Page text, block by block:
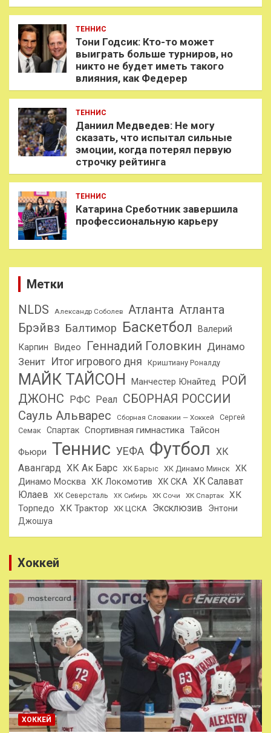
ТЕННИС
Тони Годсик: Кто-то может
выиграть больше турниров, но
никто не будет иметь такого
влияния, как Федерер
ТЕННИС
Даниил Медведев: Не могу
сказать, что испытал сильные
эмоции, когда потерял первую
строчку рейтинга
ТЕННИС
Катарина Среботник завершила
профессиональную карьеру
Метки
NLDS
Александр Соболев Атланта Атланта
Брэйвз Балтимор Баскетбол
Валерий
Карпин
Видео Геннадий Головкин Динамо
Зенит Итог игрового дня Криштиану Роналду
МАЙК ТАЙСОН Манчестер Юнайтед
РОЙ
ДЖОНС РФС Реал СБОРНАЯ РОССИИ
Сауль Альварес Сборная Словакии — Хоккей
Сергей
Семак
Спартак Спортивная гимнастика Тайсон
Фьюри Теннис УЕФА Футбол ХК
Авангард ХК Ак Барс ХК Барыс ХК Динамо Минск
ХК
Динамо Москва ХК Локомотив ХК СКА
ХК Салават
Юлаев
ХК Северсталь ХК Сибирь ХК Сочи ХК Спартак
ХК
Торпедо ХК Трактор ХК ЦСКА Эксклюзив
Энтони
Джошуа
Хоккей
ХОККЕЙ